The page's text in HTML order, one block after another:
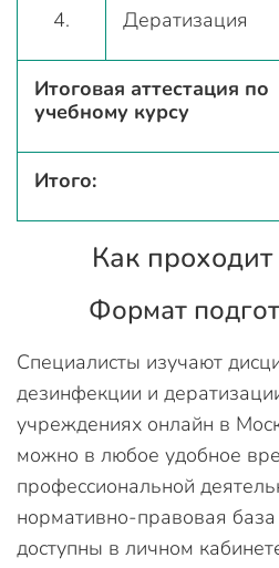
4. Дератизация
Итоговая аттестация по
учебному курсу
Итого:
Как
Формат
Специалисты изучают
дезинфекции и
учреждениях онлайн в
можно в любое удобное
профессиональной
нормативно-правовая
доступны в личном